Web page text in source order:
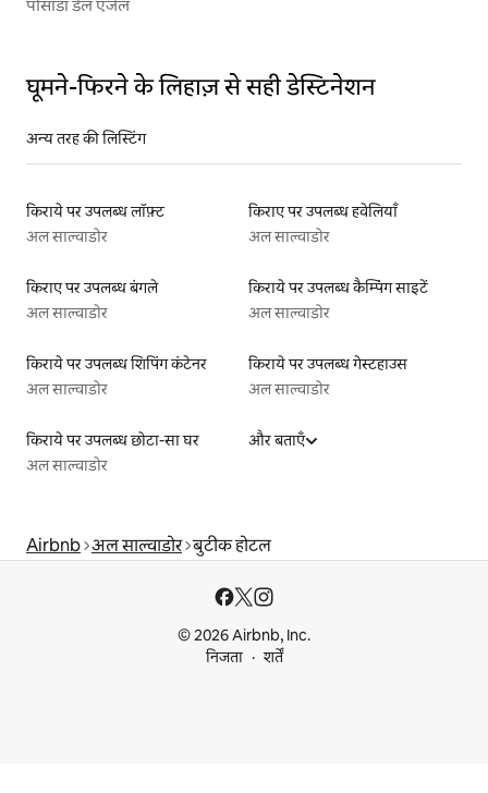
पोसाडा डेल एंजेल
घूमने-फिरने के लिहाज़ से सही डेस्टिनेशन
अन्य तरह की लिस्टिंग
किराये पर उपलब्ध लॉफ़्ट
अल साल्वाडोर
किराए पर उपलब्ध हवेलियाँ
अल साल्वाडोर
किराए पर उपलब्ध बंगले
अल साल्वाडोर
किराये पर उपलब्ध कैम्पिंग साइटें
अल साल्वाडोर
किराये पर उपलब्ध शिपिंग कंटेनर
अल साल्वाडोर
किराये पर उपलब्ध गेस्टहाउस
अल साल्वाडोर
किराये पर उपलब्ध छोटा-सा घर
अल साल्वाडोर
और बताएँ
Airbnb अल साल्वाडोर बुटीक होटल
© 2026 Airbnb, Inc.
निजता
शर्तें